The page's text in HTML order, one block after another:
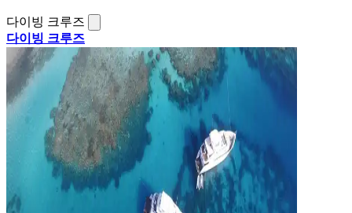
다이빙 크루즈
다이빙 크루즈